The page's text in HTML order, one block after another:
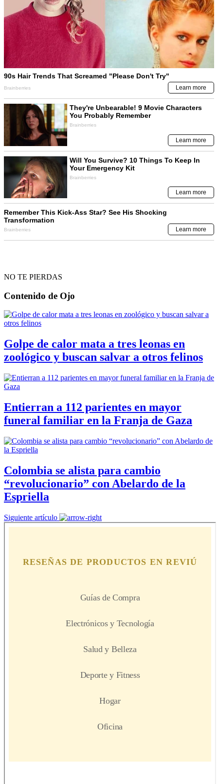
NO TE PIERDAS
Contenido de Ojo
Golpe de calor mata a tres leonas en
zoológico y buscan salvar a otros felinos
Entierran a 112 parientes en mayor
funeral familiar en la Franja de Gaza
Colombia se alista para cambio
“revolucionario” con Abelardo de la
Espriella
Siguiente artículo